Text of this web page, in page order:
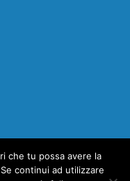
che tu possa avere la
continui ad utilizzare